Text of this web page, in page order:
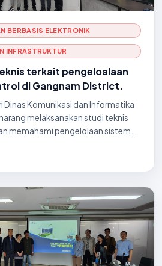
BERBASIS ELEKTRONIK
INFRASTRUKTUR
terkait pengeloalaan
di Gangnam District.
Dinas Komunikasi dan Informatika
melaksanakan studi teknis
memahami pengelolaan sistem
dari upaya Disk